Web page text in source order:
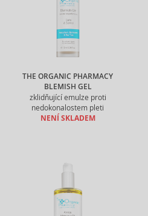
THE ORGANIC PHARMACY
BLEMISH GEL
zklidňující emulze proti
nedokonalostem pleti
NENÍ SKLADEM